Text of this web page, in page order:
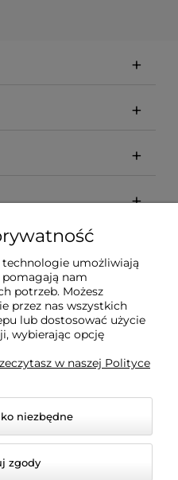
Technologiczne -
Sprzętu
Trójmiasto - Pomorskie
umożliwiają
pomagają nam
potrzeb. Możesz
przez nas wszystkich
lub dostosować użycie
wybierając opcję
w naszej Polityce
niezbędne
zgody